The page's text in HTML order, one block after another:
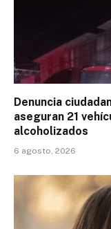
Denuncia
aseguran 21
alcoholizados
6 agosto, 2026